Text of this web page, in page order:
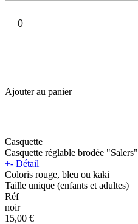
Ajouter au panier
Casquette
Casquette réglable brodée "Salers"
+- Détail
Coloris rouge, bleu ou kaki
Taille unique (enfants et adultes)
Réf
noir
15,00 €